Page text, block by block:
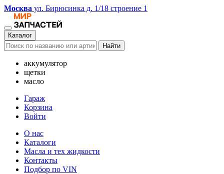
Москва ул. Бирюсинка д. 1/18 строение 1
Каталог
Найти
аккумулятор
щетки
масло
Гараж
Корзина
Войти
О нас
Каталоги
Масла и тех жидкости
Контакты
Подбор по VIN